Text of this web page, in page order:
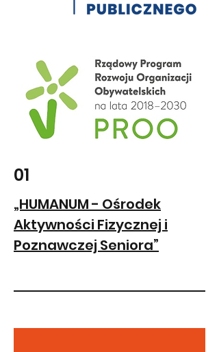
01
„HUMANUM - Ośrodek
Aktywności Fizycznej i
Poznawczej Seniora”